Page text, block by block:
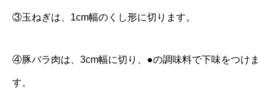
③玉ねぎは、1cm幅のくし形に切ります。
④豚バラ肉は、3cm幅に切り、●の調味料で下味をつけま
す。